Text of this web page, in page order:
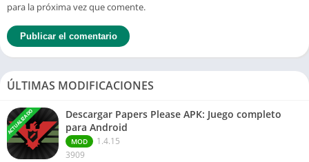
para la próxima vez que comente.
ÚLTIMAS MODIFICACIONES
ACTUALIZADO
Descargar Papers Please APK: Juego completo
para Android
MOD
1.4.15
3909